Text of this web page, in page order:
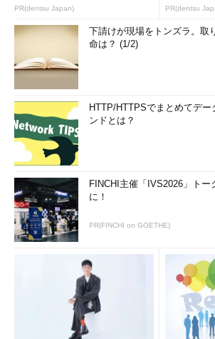
PR(dentsu Japan) PR(dentsu
下請けが現場をトンズラ。取
命は？ (1/2)
HTTP/HTTPSでまとめてデー
ンドとは？
FINCHI主催「IVS2026」トー
に！
PR(FINCHI on GOETHE)